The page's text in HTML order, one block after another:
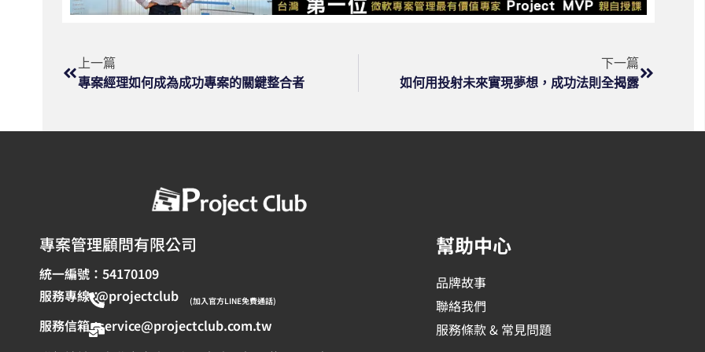
上一篇
專案經理如何成為成功專案的關鍵整合者
下一篇
如何用投射未來實現夢想，成功法則全揭露
專案管理顧問有限公司
統一編號：54170109
服務專線：@projectclub (加入官方LINE免費通話)
服務信箱：service@projectclub.com.tw
幫助中心
品牌故事
聯絡我們
服務條款 & 常見問題